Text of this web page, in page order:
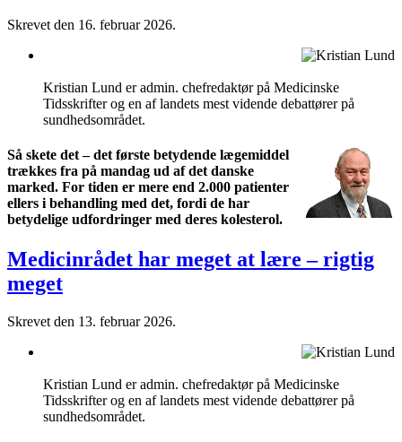
Skrevet den 16. februar 2026.
Kristian Lund er admin. chefredaktør på Medicinske
Tidsskrifter og en af landets mest vidende debattører på
sundhedsområdet.
Så skete det – det første betydende lægemiddel
trækkes fra på mandag ud af det danske
marked. For tiden er mere end 2.000 patienter
ellers i behandling med det, fordi de har
betydelige udfordringer med deres kolesterol.
Medicinrådet har meget at lære – rigtig
meget
Skrevet den 13. februar 2026.
Kristian Lund er admin. chefredaktør på Medicinske
Tidsskrifter og en af landets mest vidende debattører på
sundhedsområdet.